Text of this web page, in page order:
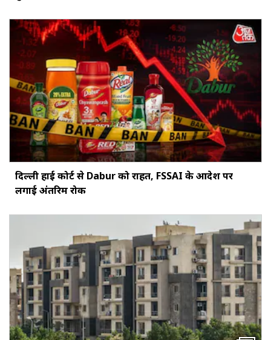
दिल्ली हाई कोर्ट से Dabur को राहत, FSSAI के आदेश पर
लगाई अंतरिम रोक